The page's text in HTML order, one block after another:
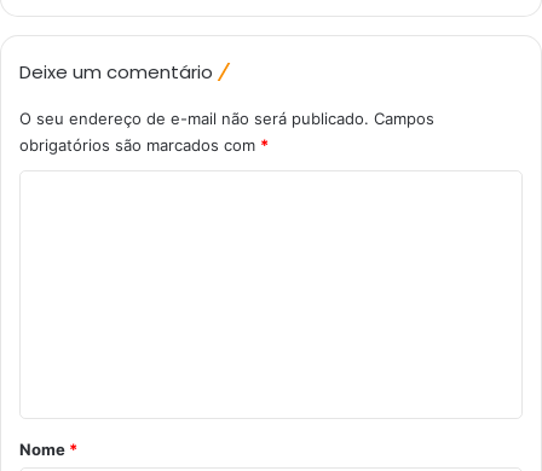
Deixe um comentário
O seu endereço de e-mail não será publicado. Campos
obrigatórios são marcados com *
rNome *